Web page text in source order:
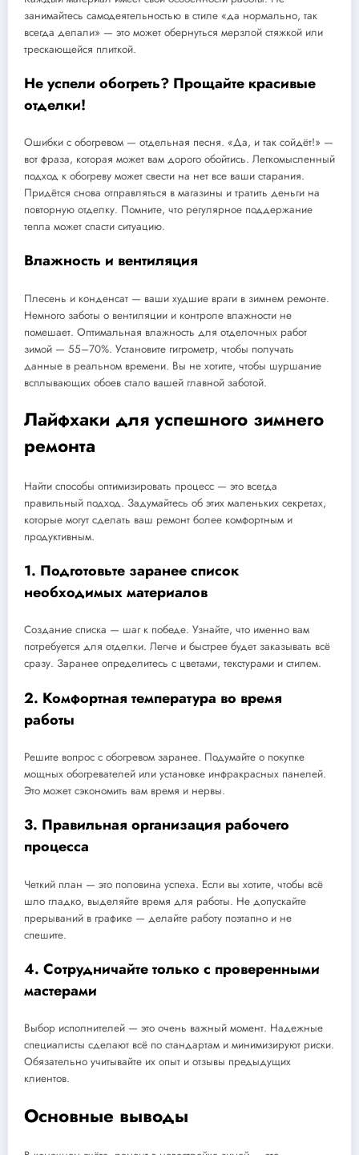
занимайтесь самодеятельностью в стиле «да нормально, так
всегда делали» — это может обернуться мерзлой стяжкой или
трескающейся плиткой.
Не успели обогреть? Прощайте красивые
отделки!
Ошибки с обогревом — отдельная песня. «Да, и так сойдёт!» —
вот фраза, которая может вам дорого обойтись. Легкомысленный
подход к обогреву может свести на нет все ваши старания.
Придётся снова отправляться в магазины и тратить деньги на
повторную отделку. Помните, что регулярное поддержание
тепла может спасти ситуацию.
Влажность и вентиляция
Плесень и конденсат — ваши худшие враги в зимнем ремонте.
Немного заботы о вентиляции и контроле влажности не
помешает. Оптимальная влажность для отделочных работ
зимой — 55–70%. Установите гигрометр, чтобы получать
данные в реальном времени. Вы не хотите, чтобы шуршание
всплывающих обоев стало вашей главной заботой.
Лайфхаки для успешного зимнего
ремонта
Найти способы оптимизировать процесс — это всегда
правильный подход. Задумайтесь об этих маленьких секретах,
которые могут сделать ваш ремонт более комфортным и
продуктивным.
1. Подготовьте заранее список
необходимых материалов
Создание списка — шаг к победе. Узнайте, что именно вам
потребуется для отделки. Легче и быстрее будет заказывать всё
сразу. Заранее определитесь с цветами, текстурами и стилем.
2. Комфортная температура во время
работы
Решите вопрос с обогревом заранее. Подумайте о покупке
мощных обогревателей или установке инфракрасных панелей.
Это может сэкономить вам время и нервы.
3. Правильная организация рабочего
процесса
Четкий план — это половина успеха. Если вы хотите, чтобы всё
шло гладко, выделяйте время для работы. Не допускайте
прерываний в графике — делайте работу поэтапно и не
спешите.
4. Сотрудничайте только с проверенными
мастерами
Выбор исполнителей — это очень важный момент. Надежные
специалисты сделают всё по стандартам и минимизируют риски.
Обязательно учитывайте их опыт и отзывы предыдущих
клиентов.
Основные выводы